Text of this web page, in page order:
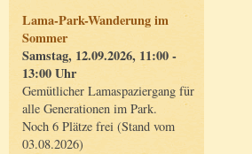
Lama-Park-Wanderung im
Sommer
Samstag, 12.09.2026, 11:00 -
13:00 Uhr
Gemütlicher Lamaspaziergang für
alle Generationen im Park.
Noch 6 Plätze frei (Stand vom
03.08.2026)